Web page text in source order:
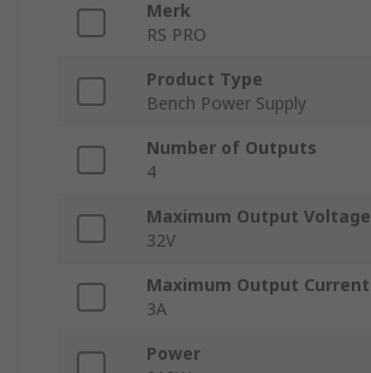
Merk
RS PRO
Product Type
Bench Power Supply
Number of Outputs
4
Maximum Output Voltage
32V
Maximum Output Current
3A
Power